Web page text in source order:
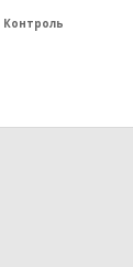
Контроль